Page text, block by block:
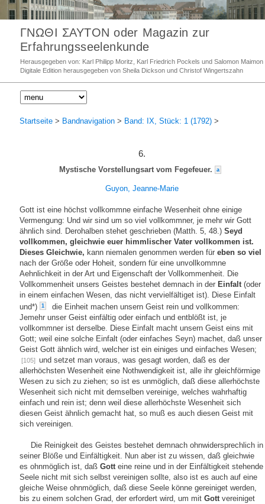
ΓΝΩΘΙ ΣΑΥΤΟΝ oder Magazin zur
Erfahrungsseelenkunde
Herausgegeben von: Karl Philipp Moritz, Karl Friedrich Pockels und Salomon Maimon
Digitale Edition herausgegeben von Sheila Dickson und Christof Wingertszahn
Startseite > Bandnavigation > Band: IX, Stück: 1 (1792) >
6.
Mystische Vorstellungsart vom Fegefeuer. a
Guyon, Jeanne-Marie
Gott ist eine höchst vollkommne einfache Wesenheit ohne einige
Vermengung: Und wir sind um so viel vollkommner, je mehr wir Gott
ähnlich sind. Derohalben stehet geschrieben (Matth. 5, 48.) Seyd
vollkommen, gleichwie euer himmlischer Vater vollkommen ist.
Dieses Gleichwie, kann niemalen genommen werden für eben so viel
nach der Größe oder Hoheit, sondern für eine unvollkommne
Aehnlichkeit in der Art und Eigenschaft der Vollkommenheit. Die
Vollkommenheit unsers Geistes bestehet demnach in der Einfalt(oder
in einem einfachen Wesen, das nicht vervielfältiget ist). Diese Einfalt
und*)
1
die Einheit machen unsern Geist rein und vollkommen:
Jemehr unser Geist einfältig oder einfach und entblößt ist, je
vollkommner ist derselbe. Diese Einfalt macht unsern Geist eins mit
Gott; weil eine solche Einfalt (oder einfaches Seyn) machet, daß unser
Geist Gott ähnlich wird, welcher ist ein einiges und einfaches Wesen;
[105] und setzet man voraus, was gesagt worden, daß es der
allerhöchsten Wesenheit eine Nothwendigkeit ist, alle ihr gleichförmige
Wesen zu sich zu ziehen; so ist es unmöglich, daß diese allerhöchste
Wesenheit sich nicht mit demselben vereinige, welches wahrhaftig
einfach und rein ist; denn weil diese allerhöchste Wesenheit sich
diesen Geist ähnlich gemacht hat, so muß es auch diesen Geist mit
sich vereinigen.
Die Reinigkeit des Geistes bestehet demnach ohnwidersprechlich in
seiner Blöße und Einfältigkeit. Nun aber ist zu wissen, daß gleichwie
es ohnmöglich ist, daß Gotteine reine und in der Einfältigkeit stehende
Seele nicht mit sich selbst vereinigen sollte, also ist es auch auf eine
gleiche Weise ohnmöglich, daß diese Seele könne gereiniget werden,
bis zu einem solchen Grad, der erfordert wird, um mit Gottvereiniget